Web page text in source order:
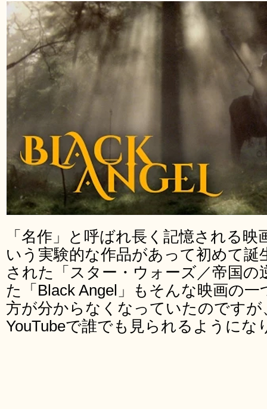
「名作」と呼ばれ長く記憶される
いう実験的な作品があって初めて誕
された「スター・ウォーズ／帝国の
た「Black Angel」もそんな映画の
方が分からなくなっていたのですが
YouTubeで誰でも見られるようにな